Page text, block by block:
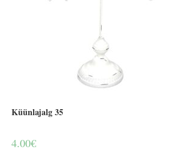
Küünlajalg 35
4.00€